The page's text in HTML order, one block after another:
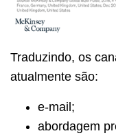
Traduzindo, os
atualmente são:
e-mail;
abordagem